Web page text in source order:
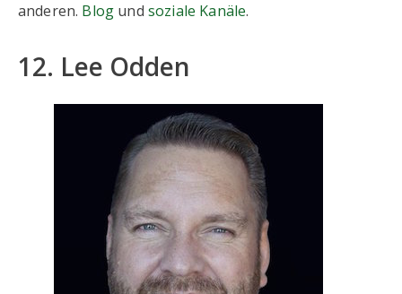
anderen. Blog und soziale Kanäle.
12. Lee Odden